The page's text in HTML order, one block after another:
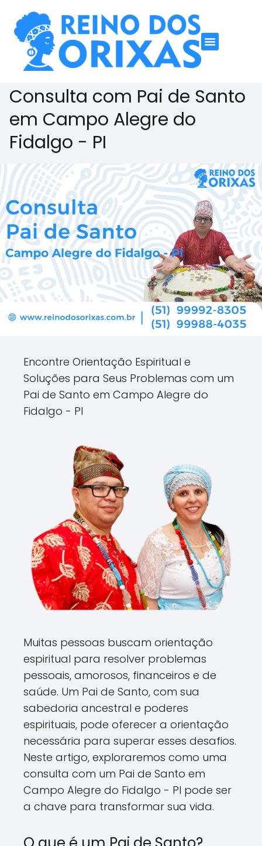
Consulta com Pai de Santo
em Campo Alegre do
Fidalgo - PI
Encontre Orientação Espiritual e
Soluções para Seus Problemas com um
Pai de Santo em Campo Alegre do
Fidalgo - PI
Muitas pessoas buscam orientação
espiritual para resolver problemas
pessoais, amorosos, financeiros e de
saúde. Um Pai de Santo, com sua
sabedoria ancestral e poderes
espirituais, pode oferecer a orientação
necessária para superar esses desafios.
Neste artigo, exploraremos como uma
consulta com um Pai de Santo em
Campo Alegre do Fidalgo - PI pode ser
a chave para transformar sua vida.